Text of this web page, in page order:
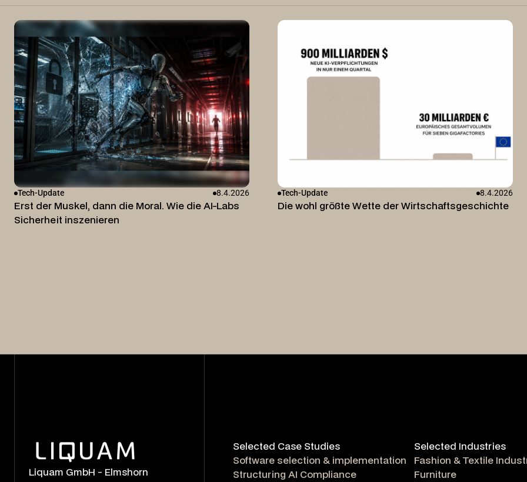
Tech-Update 8.4.2026
Erst der Muskel, dann die Moral. Wie die AI-Labs
Sicherheit inszenieren
Tech-Update 8.4.2026
Die wohl größte Wette der Wirtschaftsgeschichte
Liquam GmbH - Elmshorn
Selected Case Studies
Software selection & implementation
Structuring AI Compliance
Selected Industries
Fashion & Textile
Furniture